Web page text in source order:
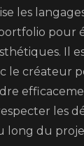
les
pour
Il
créateur
les
long du